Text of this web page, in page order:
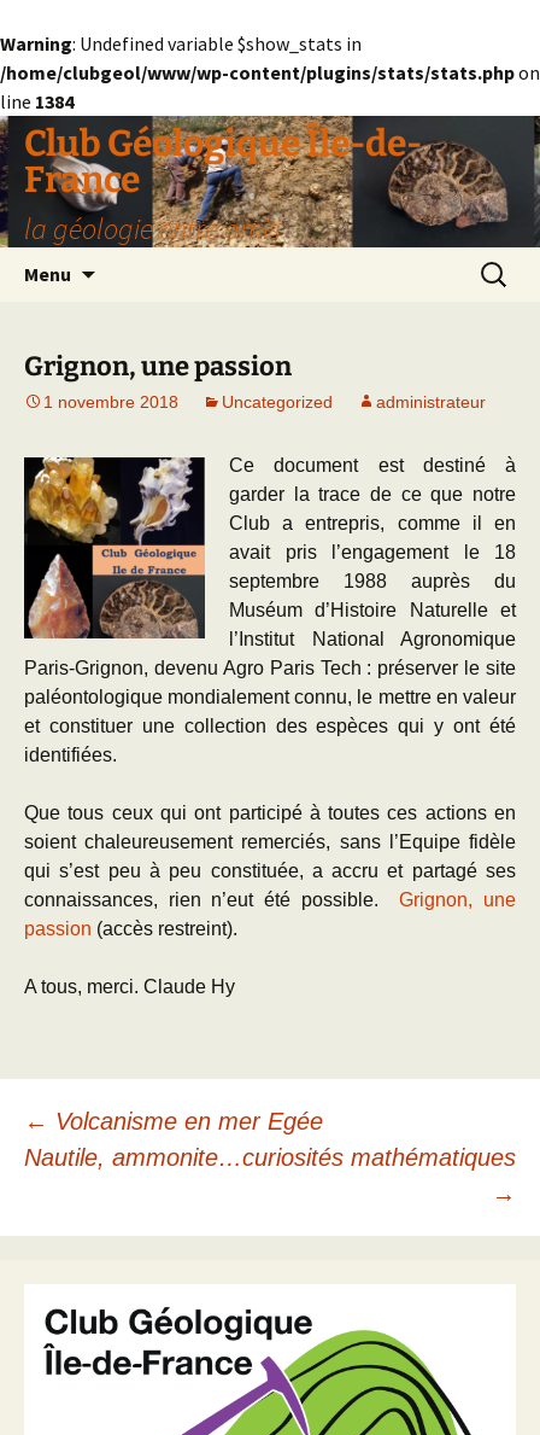
Warning: Undefined variable $show_stats in
/home/clubgeol/www/wp-content/plugins/stats/stats.phpon
line 1384
Aller
au
contenu
Club Géologique Île-de-
France
la géologie entre amis
Menu
Grignon, une passion
1 novembre 2018 Uncategorized administrateur
Ce document est destiné à
garder la trace de ce que notre
Club a entrepris, comme il en
avait pris l’engagement le 18
septembre 1988 auprès du
Muséum d’Histoire Naturelle et
l’Institut National Agronomique
Paris-Grignon, devenu Agro Paris Tech : préserver le site
paléontologique mondialement connu, le mettre en valeur
et constituer une collection des espèces qui y ont été
identifiées.
Que tous ceux qui ont participé à toutes ces actions en
soient chaleureusement remerciés, sans l’Equipe fidèle
qui s’est peu à peu constituée, a accru et partagé ses
connaissances, rien n’eut été possible.Grignon, une
passion (accès restreint).
A tous, merci. Claude Hy
Navigation
articles
← Volcanisme en mer Egée
Nautile, ammonite…curiosités mathématiques
→